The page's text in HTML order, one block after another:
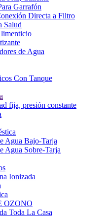
Garrafón
Directa a Filtro
Salud
de Agua
Con Tanque
fija, presión constante
Agua Bajo-Tarja
Agua Sobre-Tarja
Ionizada
OZONO
Toda La Casa